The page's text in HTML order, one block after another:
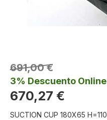
691,00 €
3% Descuento Online
670,27 €
SUCTION CUP 180X65 H=110